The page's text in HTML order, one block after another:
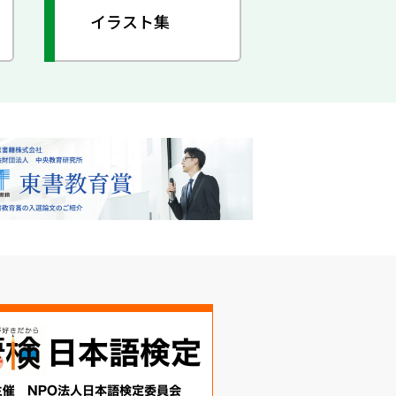
イラスト集